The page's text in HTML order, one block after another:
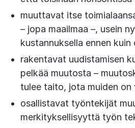
muuttavat itse
– jopa maailmaa –, usein
kustannuksella ennen kuin
rakentavat uudistamisen
pelkää muutosta –
tulee taito, jota muiden on
osallistavat työntekijät
merkityksellisyyttä työn